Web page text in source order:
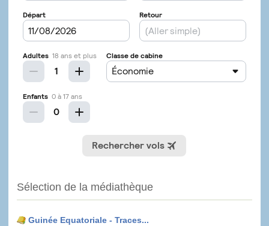
Sélection de la médiathèque
Guinée Equatoriale - Traces...